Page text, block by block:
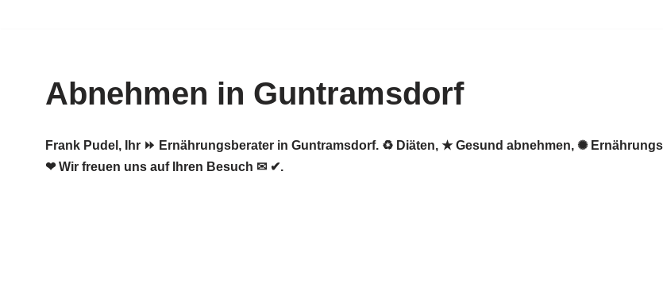
springenAbnehmen in Guntramsdorf
Frank Pudel, Ihr ⏩ Ernährungsberater in Guntramsdorf. ♻ Diäten, ★ Gesund abnehmen, ✺
❤ Wir freuen uns auf Ihren Besuch ✉ ✔.